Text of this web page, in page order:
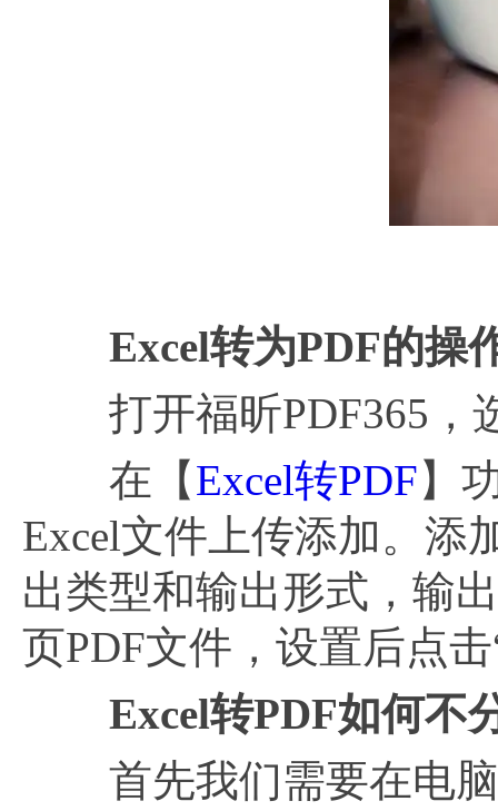
Excel转为PDF的操
打开福昕PDF365，
在【Excel转PDF】
Excel文件上传添加。添
出类型和输出形式，输
页PDF文件，设置后点
Excel转PDF如何不
首先我们需要在电脑